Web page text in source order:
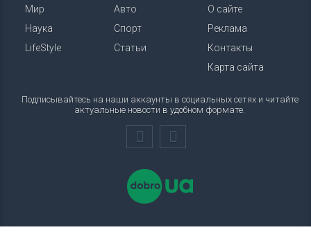
Мир
Наука
LifeStyle
Авто
Спорт
Статьи
О сайте
Реклама
Контакты
Карта сайта
Подписывайтесь на наши аккаунты в социальных сетях и читайте
актуальные новости в удобном формате.